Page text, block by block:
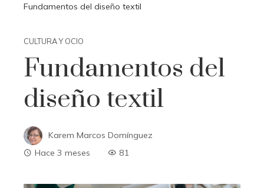
Fundamentos del diseño textil
CULTURA Y OCIO
Fundamentos del
diseño textil
Karem Marcos Domínguez
Hace 3 meses
81